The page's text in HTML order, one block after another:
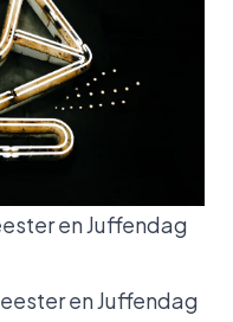
en Juffendag
en Juffendag